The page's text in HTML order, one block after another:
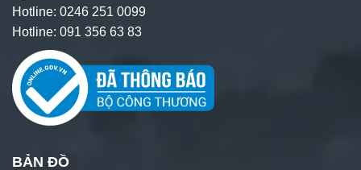
Hotline: 0246 251 0099
Hotline: 091 356 63 83
BẢN ĐỒ